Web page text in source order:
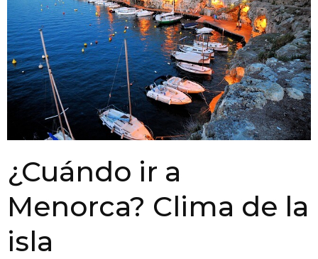
¿Cuándo ir a
Menorca? Clima de la
isla